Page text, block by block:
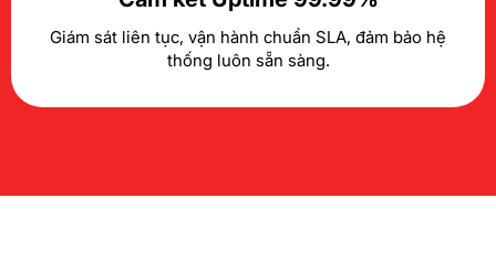
Giám sát liên tục, vận hành chuẩn SLA, đảm bảo hệ
thống luôn sẵn sàng.